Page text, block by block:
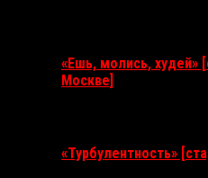
«Ешь, молись, худей»
Москве]
«Турбулентность»